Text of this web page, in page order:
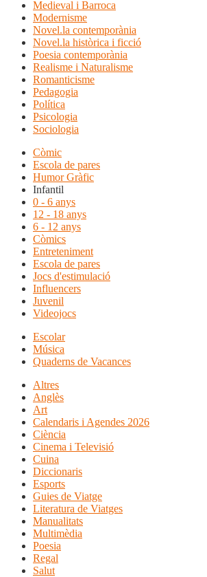
Medieval i Barroca
Modernisme
Novel.la contemporània
Novel.la històrica i ficció
Poesia contemporània
Realisme i Naturalisme
Romanticisme
Pedagogia
Política
Psicologia
Sociologia
Còmic
Escola de pares
Humor Gràfic
Infantil
0 - 6 anys
12 - 18 anys
6 - 12 anys
Còmics
Entreteniment
Escola de pares
Jocs d'estimulació
Influencers
Juvenil
Videojocs
Escolar
Música
Quaderns de Vacances
Altres
Anglès
Art
Calendaris i Agendes 2026
Ciència
Cinema i Televisió
Cuina
Diccionaris
Esports
Guies de Viatge
Literatura de Viatges
Manualitats
Multimèdia
Poesia
Regal
Salut